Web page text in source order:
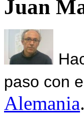
Juan
paso con
Alemania.